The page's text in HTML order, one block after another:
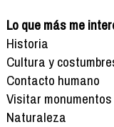
Lo que más me
Historia
Cultura y
Contacto humano
Visitar monumentos
Naturaleza